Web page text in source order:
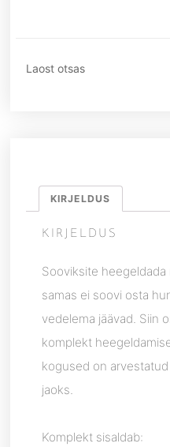
Laost otsas
KIRJELDUS
KIRJELDUS
Sooviksite heegeldada
samas ei soovi osta
vedelema jäävad. Siin
komplekt
kogused on
jaoks.
Komplekt sisaldab: